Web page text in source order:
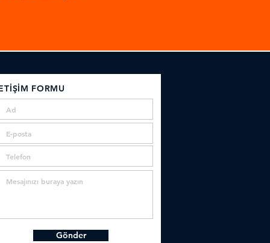
FORMU
Gönder